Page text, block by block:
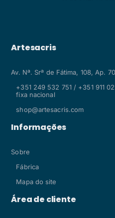
Artesacris
Av. Nª. Srª de Fátima, 108, Ap.
+351 249 532 751 / +351 911
fixa nacional
shop@artesacris.com
Informações
Sobre
Fábrica
Mapa do site
Área de cliente